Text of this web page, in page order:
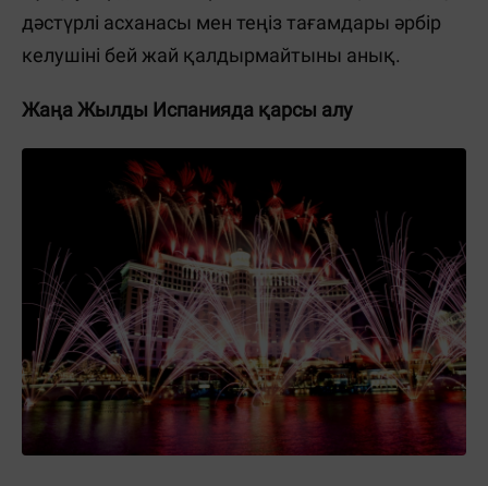
дәстүрлі асханасы мен теңіз тағамдары әрбір
келушіні бей жай қалдырмайтыны анық.
Жаңа Жылды Испанияда қарсы алу